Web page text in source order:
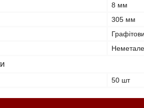
8 мм
305 мм
50 шт